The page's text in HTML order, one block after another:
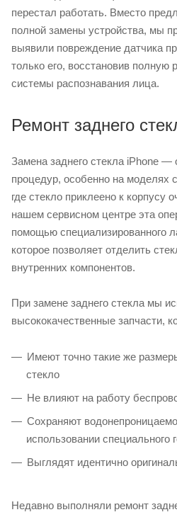
перестал работать. Вместо
полной замены устройства, мы
выявили повреждение датчика
только его, восстановив полную
системы распознавания лица.
Ремонт заднего
Замена заднего стекла iPhone
процедур, особенно на моделях
где стекло приклеено к корпусу
нашем сервисном центре эта
помощью специализированного
которое позволяет отделить
внутренних компонентов.
При замене заднего стекла мы
высококачественные запчасти,
Имеют точно такие же
стекло
Не влияют на работу
Сохраняют
использовании специального
Выглядят идентично
Недавно выполняли ремонт